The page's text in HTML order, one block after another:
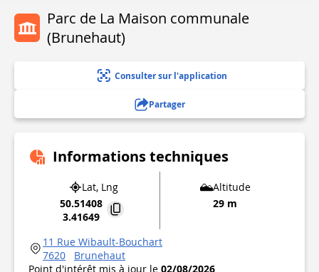
Parc de La Maison communale
(Brunehaut)
Consulter sur l'application
Partager
Informations techniques
Lat, Lng
50.51408
3.41649
Altitude
29 m
11 Rue Wibault-Bouchart
7620
Brunehaut
Point d'intérêt mis à jour le 02/08/2026